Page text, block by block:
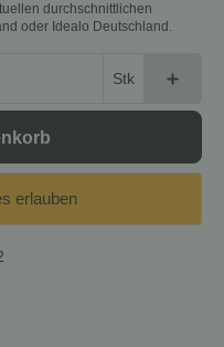
durchschnittlichen
oder Idealo Deutschland.
Stk
erlauben